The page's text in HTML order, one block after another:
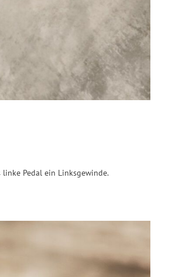
Pedal ein Linksgewinde.